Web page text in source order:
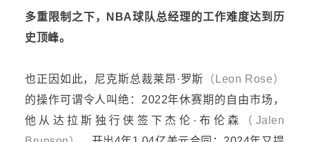
多重限制之下，
NBA球队总经理的工作难度达到历
史顶峰。
也正因如此，尼克斯总裁莱昂·罗斯 （ Leon Rose）
的操作可谓令人叫绝 ： 2022年休赛期 的 自由市场，
他从达拉斯独行侠签下杰伦 ·布伦森 （ Jalen